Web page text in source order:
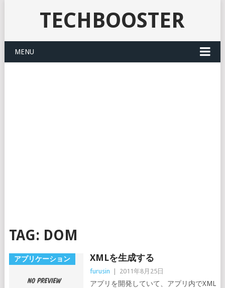
TECHBOOSTER
MENU
TAG: DOM
アプリケーション XMLを生成する
furusin 2011年8月25日
アプリを開発していて、アプリ内でXML